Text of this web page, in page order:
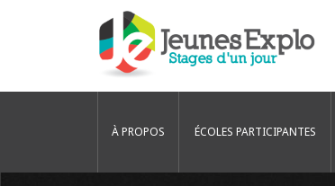
À PROPOS ÉCOLES PARTICIPANTES